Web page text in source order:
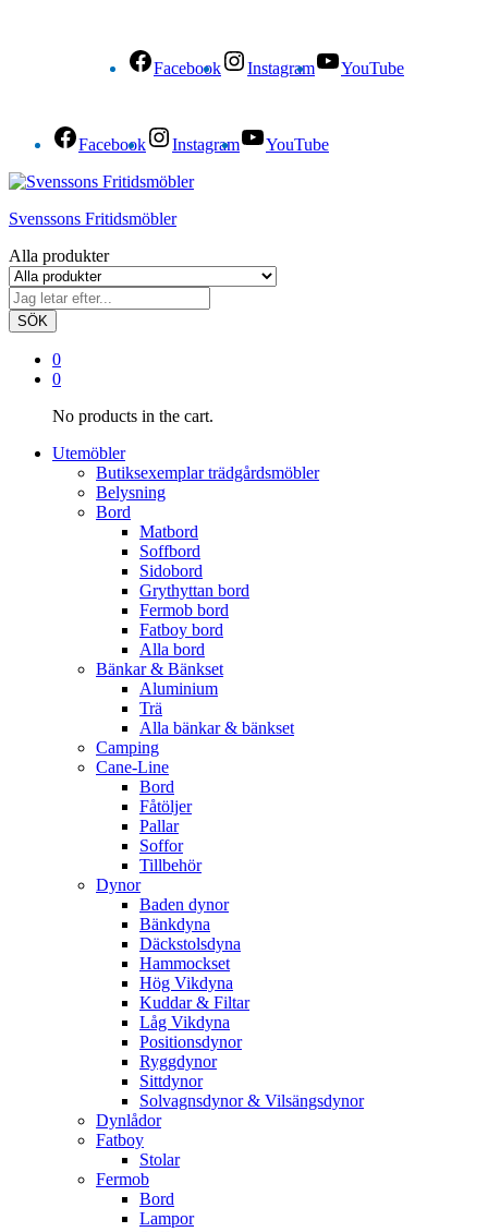
Facebook Instagram YouTube
Facebook Instagram YouTube
Svenssons Fritidsmöbler
Alla produkter
SÖK
0
0
No products in the cart.
Utemöbler
Butiksexemplar trädgårdsmöbler
Belysning
Bord
Matbord
Soffbord
Sidobord
Grythyttan bord
Fermob bord
Fatboy bord
Alla bord
Bänkar & Bänkset
Aluminium
Trä
Alla bänkar & bänkset
Camping
Cane-Line
Bord
Fåtöljer
Pallar
Soffor
Tillbehör
Dynor
Baden dynor
Bänkdyna
Däckstolsdyna
Hammockset
Hög Vikdyna
Kuddar & Filtar
Låg Vikdyna
Positionsdynor
Ryggdynor
Sittdynor
Solvagnsdynor & Vilsängsdynor
Dynlådor
Fatboy
Stolar
Fermob
Bord
Lampor